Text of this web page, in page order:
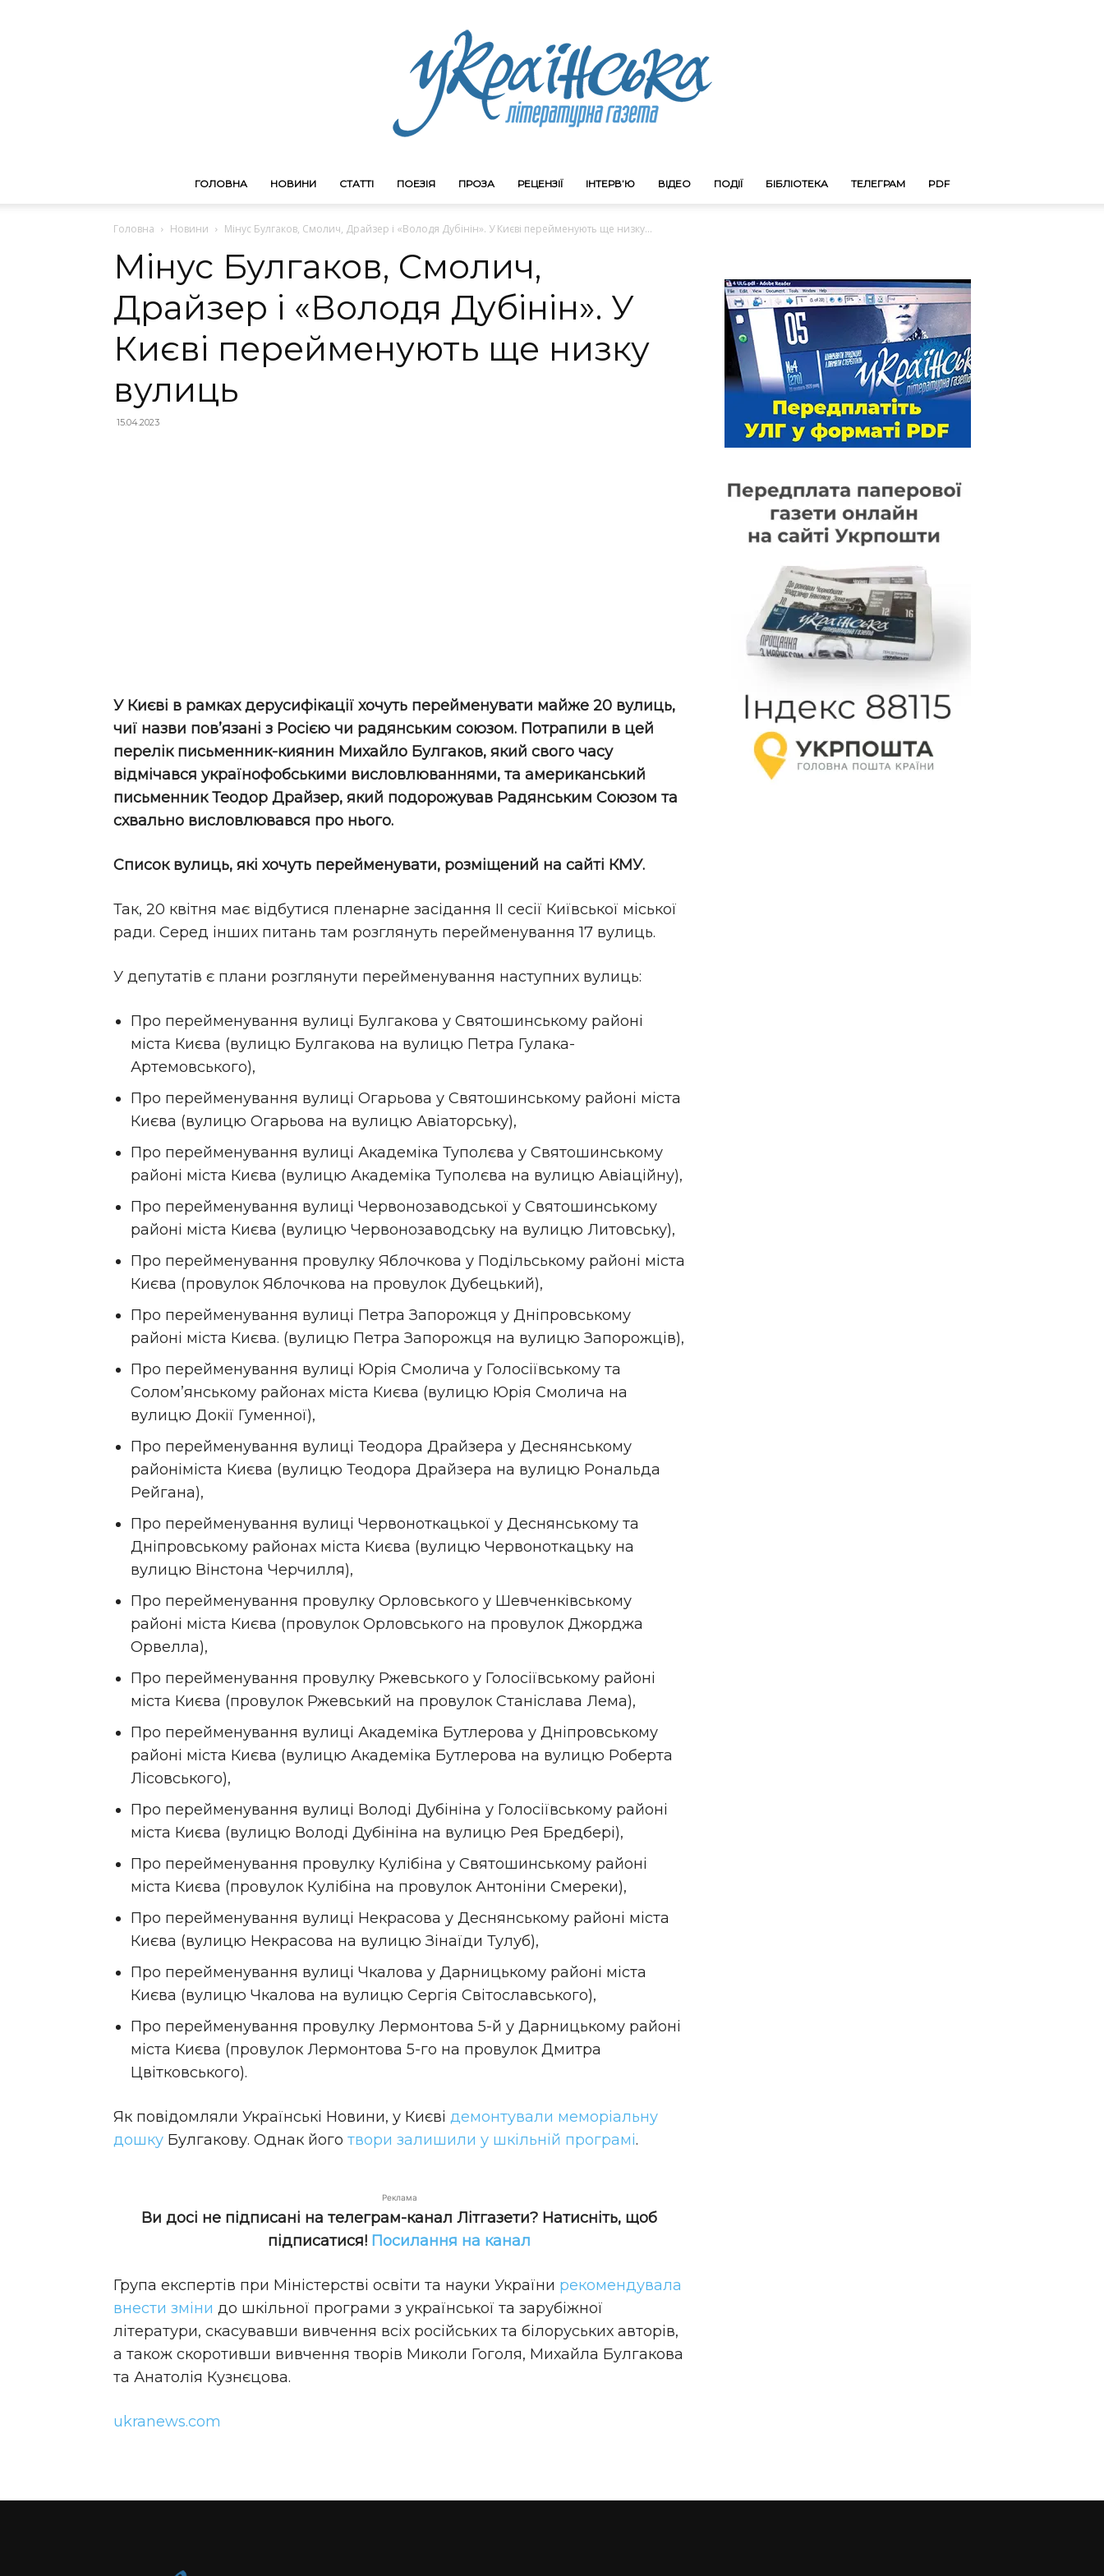
ГОЛОВНА НОВИНИ СТАТТІ ПОЕЗІЯ ПРОЗА РЕЦЕНЗІЇ ІНТЕРВ’Ю ВІДЕО ПОДІЇ БІБЛІОТЕКА ТЕЛЕГРАМ PDF
Головна Новини Мінус Булгаков, Смолич, Драйзер і «Володя Дубінін». У Києві перейменують ще низку...
Мінус Булгаков, Смолич,
Драйзер і «Володя Дубінін». У
Києві перейменують ще низку
вулиць
15.04.2023
У Києві в рамках дерусифікації хочуть перейменувати майже 20 вулиць,
чиї назви пов’язані з Росією чи радянським союзом. Потрапили в цей
перелік письменник-киянин Михайло Булгаков, який свого часу
відмічався українофобськими висловлюваннями, та американський
письменник Теодор Драйзер, який подорожував Радянським Союзом та
схвально висловлювався про нього.
Список вулиць, які хочуть перейменувати, розміщений на сайті КМУ.
Так, 20 квітня має відбутися пленарне засідання II сесії Київської міської
ради. Серед інших питань там розглянуть перейменування 17 вулиць.
У депутатів є плани розглянути перейменування наступних вулиць:
Про перейменування вулиці Булгакова у Святошинському районі
міста Києва (вулицю Булгакова на вулицю Петра Гулака-
Артемовського),
Про перейменування вулиці Огарьова у Святошинському районі міста
Києва (вулицю Огарьова на вулицю Авіаторську),
Про перейменування вулиці Академіка Туполєва у Святошинському
районі міста Києва (вулицю Академіка Туполєва на вулицю Авіаційну),
Про перейменування вулиці Червонозаводської у Святошинському
районі міста Києва (вулицю Червонозаводську на вулицю Литовську),
Про перейменування провулку Яблочкова у Подільському районі міста
Києва (провулок Яблочкова на провулок Дубецький),
Про перейменування вулиці Петра Запорожця у Дніпровському
районі міста Києва. (вулицю Петра Запорожця на вулицю Запорожців),
Про перейменування вулиці Юрія Смолича у Голосіївському та
Солом’янському районах міста Києва (вулицю Юрія Смолича на
вулицю Докії Гуменної),
Про перейменування вулиці Теодора Драйзера у Деснянському
районіміста Києва (вулицю Теодора Драйзера на вулицю Рональда
Рейгана),
Про перейменування вулиці Червоноткацької у Деснянському та
Дніпровському районах міста Києва (вулицю Червоноткацьку на
вулицю Вінстона Черчилля),
Про перейменування провулку Орловського у Шевченківському
районі міста Києва (провулок Орловського на провулок Джорджа
Орвелла),
Про перейменування провулку Ржевського у Голосіївському районі
міста Києва (провулок Ржевський на провулок Станіслава Лема),
Про перейменування вулиці Академіка Бутлерова у Дніпровському
районі міста Києва (вулицю Академіка Бутлерова на вулицю Роберта
Лісовського),
Про перейменування вулиці Володі Дубініна у Голосіївському районі
міста Києва (вулицю Володі Дубініна на вулицю Рея Бредбері),
Про перейменування провулку Кулібіна у Святошинському районі
міста Києва (провулок Кулібіна на провулок Антоніни Смереки),
Про перейменування вулиці Некрасова у Деснянському районі міста
Києва (вулицю Некрасова на вулицю Зінаїди Тулуб),
Про перейменування вулиці Чкалова у Дарницькому районі міста
Києва (вулицю Чкалова на вулицю Сергія Світославського),
Про перейменування провулку Лермонтова 5-й у Дарницькому районі
міста Києва (провулок Лермонтова 5-го на провулок Дмитра
Цвітковського).
Як повідомляли Українські Новини, у Києві демонтували меморіальну
дошку Булгакову. Однак його твори залишили у шкільній програмі.
Реклама
Ви досі не підписані на телеграм-канал Літгазети? Натисніть, щоб
підписатися! Посилання на канал
Група експертів при Міністерстві освіти та науки України рекомендувала
внести зміни до шкільної програми з української та зарубіжної
літератури, скасувавши вивчення всіх російських та білоруських авторів,
а також скоротивши вивчення творів Миколи Гоголя, Михайла Булгакова
та Анатолія Кузнєцова.
ukranews.com